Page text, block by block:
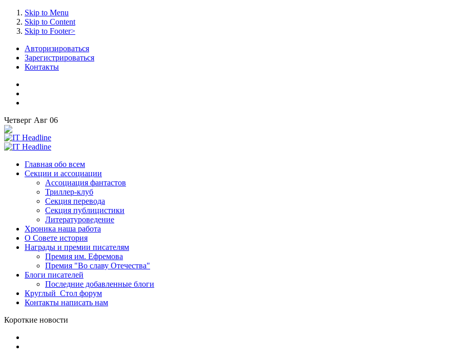
Skip to Menu
Skip to Content
Skip to Footer>
Авторизироваться
Зарегистрироваться
Контакты
Четверг Авг 06
Главная обо всем
Секции и ассоциации
Ассоциация фантастов
Триллер-клуб
Секция перевода
Секция публицистики
Литературоведение
Хроника наша работа
О Совете история
Награды и премии писателям
Премия им. Ефремова
Премия "Во славу Отечества"
Блоги писателей
Последние добавленные блоги
Круглый_Стол форум
Контакты написать нам
Короткие новости